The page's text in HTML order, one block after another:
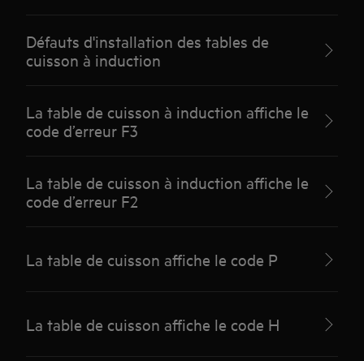
Défauts d'installation des tables de
cuisson à induction
La table de cuisson à induction affiche le
code d’erreur F3
La table de cuisson à induction affiche le
code d’erreur F2
La table de cuisson affiche le code P
La table de cuisson affiche le code H